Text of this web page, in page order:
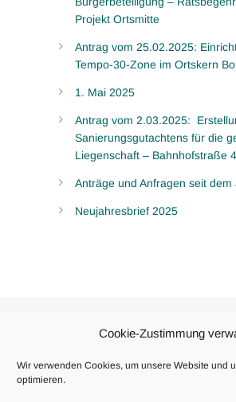
Cookie-Zustimmung
Wir verwenden Cookies, um unsere Website und
optimieren.
Projekt Ortsmitte
Antrag vom 25.02.2025:
Tempo-30-Zone im Ortskern
1. Mai 2025
Antrag vom 2.03.2025:
Sanierungsgutachtens für die
Liegenschaft – Bahnhofstraße 4
Anträge und Anfragen seit dem
Neujahresbrief 2025
DATENSCHUTZ